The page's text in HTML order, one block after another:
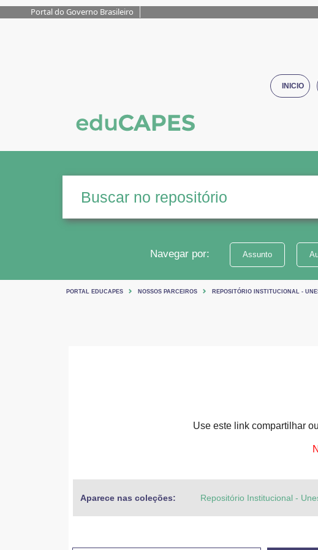
Portal do Governo Brasileiro
INICIO
Navegar por: Assunto
PORTAL EDUCAPES NOSSOS PARCEIROS REPOSITÓRIO INSTITUCIONAL -
Use este link compartilhar
Aparece nas coleções: Repositório Institucional -